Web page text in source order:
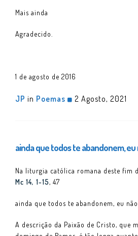
Mais ainda
Agradecido.
1 de agosto de 2016
JP in Poemas 2 Agosto, 2021
ainda que todos te abandonem,
Na liturgia católica romana deste fim
Mc 14, 1-15, 47
ainda que todos te abandonem, eu
A descrição da Paixão de Cristo, que